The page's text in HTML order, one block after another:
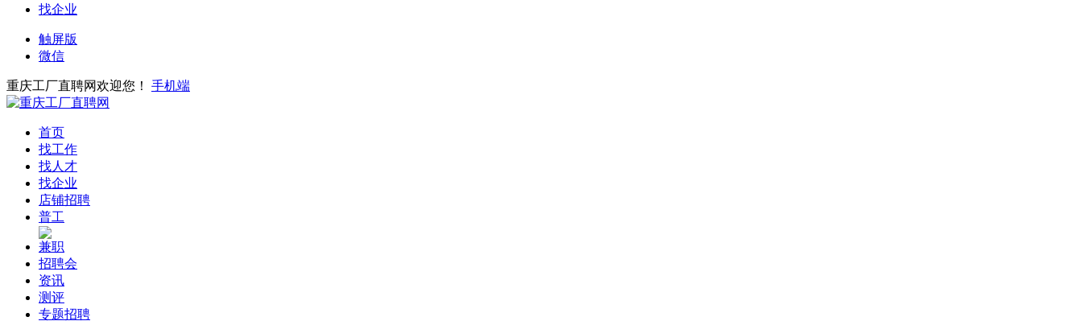
找企业
触屏版
微信
重庆工厂直聘网欢迎您！ 手机端
首页
找工作
找人才
找企业
店铺招聘
普工
兼职
招聘会
资讯
测评
专题招聘